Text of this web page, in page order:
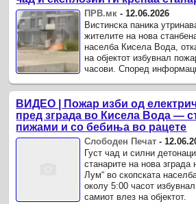
ПРВ.мк - 12.06.2026
Вистинска паника
жителите на нова
населба Кисела Вода,
на објектот избувнал
часови. Според
ВИДЕО | Пожар изби од
пред зграда во Кисела Вода —
пижами и со бебиња во рацете
Слободен Печат -
Густ чад и силни
станарите на нова зграда
Лум“ во скопската
околу 5:00 часот
самиот влез на објектот.